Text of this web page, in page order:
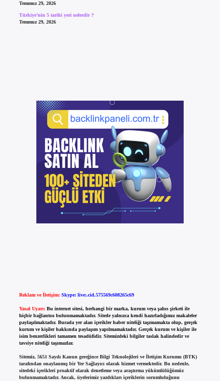
Temmuz 29, 2026
Türkiye’nin 5 tarihi yeri nelerdir ?
Temmuz 29, 2026
Reklam ve İletişim: Skype: live:.cid.575569c608265c69
Yasal Uyarı: Bu internet sitesi, herhangi bir marka, kurum veya şahıs şirketi ile
hiçbir bağlantısı bulunmamaktadır. Sitede yalnızca kendi hazırladığımız makaleler
paylaşılmaktadır. Burada yer alan içerikler haber niteliği taşımamakta olup, gerçek
kurum ve kişiler hakkında paylaşım yapılmamaktadır. Gerçek kurum ve kişiler ile
isim benzerlikleri tamamen tesadüfidir. Sitemizdeki bilgiler taslak halindedir ve
tavsiye niteliği taşımazlar.
Sitemiz, 5651 Sayılı Kanun gereğince Bilgi Teknolojileri ve İletişim Kurumu (BTK)
tarafından onaylanmış bir Yer Sağlayıcı olarak hizmet vermektedir. Bu nedenle,
sitedeki içerikleri proaktif olarak denetleme veya araştırma yükümlülüğümüz
bulunmamaktadır. Ancak, üyelerimiz yazdıkları içeriklerin sorumluluğunu